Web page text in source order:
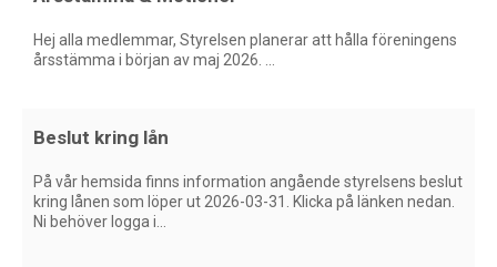
Hej alla medlemmar, Styrelsen planerar att hålla föreningens
årsstämma i början av maj 2026. ...
Beslut kring lån
På vår hemsida finns information angående styrelsens beslut
kring lånen som löper ut 2026-03-31. Klicka på länken nedan.
Ni behöver logga i...